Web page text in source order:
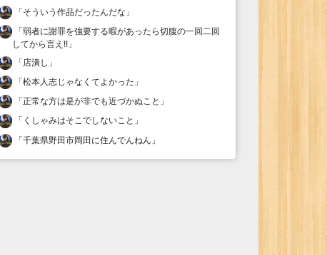
「そういう作品だったんだな 」
「弱者に謝罪を強要する暇があったら切腹の一回二回
してから言え!! 」
「 店潰し 」
「松本人志じゃなくてよかった 」
「正常な方は是が非でも近づかぬこと 」
「 くしゃみはそこでしないこと 」
「千葉県野田市岡田に住んでんねん 」